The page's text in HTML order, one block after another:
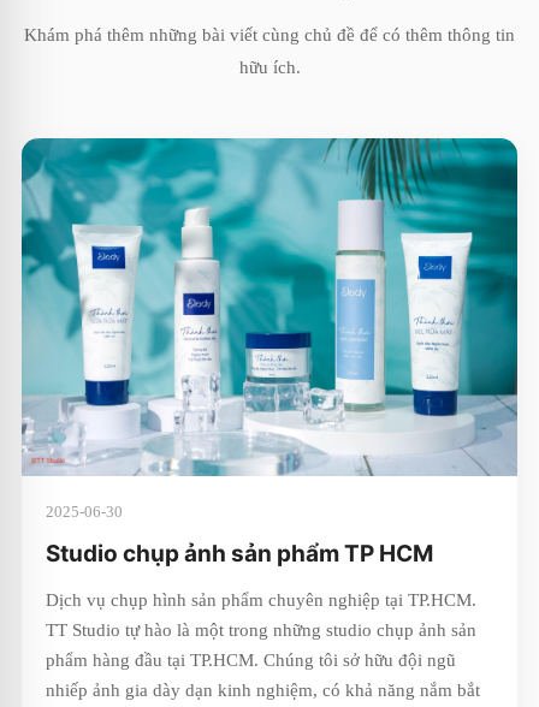
Khám phá thêm những bài viết cùng chủ đề để có thêm thông tin
hữu ích.
2025-06-30
Studio chụp ảnh sản phẩm TP HCM
Dịch vụ chụp hình sản phẩm chuyên nghiệp tại TP.HCM.
TT Studio tự hào là một trong những studio chụp ảnh sản
phẩm hàng đầu tại TP.HCM. Chúng tôi sở hữu đội ngũ
nhiếp ảnh gia dày dạn kinh nghiệm, có khả năng nắm bắt